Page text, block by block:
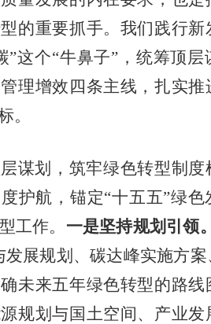
的重要抓手。我们践行新
”这个“牛鼻子”，统筹顶层
理增效四条主线，扎实推
。
谋划，筑牢绿色转型制度
护航，锚定“十五五”绿
工作。 一是坚持规划引领
发展规划、碳达峰实施方
未来五年绿色转型的路线
规划与国土空间、产业发